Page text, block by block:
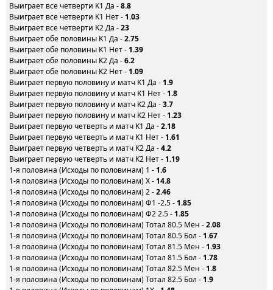
Выиграет все четверти K1 Да -8.8
Выиграет все четверти K1 Нет - 1.03
Выиграет все четверти K2 Да -23
Выиграет обе половины K1 Да -2.75
Выиграет обе половины K1 Нет - 1.39
Выиграет обе половины K2 Да -6.2
Выиграет обе половины K2 Нет - 1.09
Выиграет первую половину и матч K1 Да - 1.9
Выиграет первую половину и матч K1 Нет - 1.8
Выиграет первую половину и матч K2 Да -3.7
Выиграет первую половину и матч K2 Нет - 1.23
Выиграет первую четверть и матч K1 Да -2.18
Выиграет первую четверть и матч K1 Нет - 1.61
Выиграет первую четверть и матч K2 Да -4.2
Выиграет первую четверть и матч K2 Нет - 1.19
1-я половина (Исходы по половинам) 1 - 1.6
1-я половина (Исходы по половинам) X - 14.8
1-я половина (Исходы по половинам) 2 -2.46
1-я половина (Исходы по половинам) Ф1 -2.5 - 1.85
1-я половина (Исходы по половинам) Ф2 2.5 - 1.85
1-я половина (Исходы по половинам) Тотал 80.5 Мен -2.08
1-я половина (Исходы по половинам) Тотал 80.5 Бол - 1.67
1-я половина (Исходы по половинам) Тотал 81.5 Мен - 1.93
1-я половина (Исходы по половинам) Тотал 81.5 Бол - 1.78
1-я половина (Исходы по половинам) Тотал 82.5 Мен - 1.8
1-я половина (Исходы по половинам) Тотал 82.5 Бол - 1.9